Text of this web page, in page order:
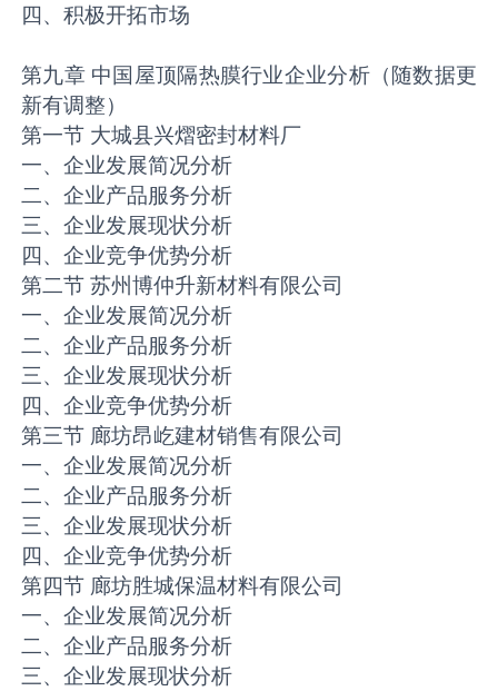
四、积极开拓市场
第九章 中国屋顶隔热膜行业企业分析（随数据更
新有调整）
第一节 大城县兴熠密封材料厂
一、企业发展简况分析
二、企业产品服务分析
三、企业发展现状分析
四、企业竞争优势分析
第二节 苏州博仲升新材料有限公司
一、企业发展简况分析
二、企业产品服务分析
三、企业发展现状分析
四、企业竞争优势分析
第三节 廊坊昂屹建材销售有限公司
一、企业发展简况分析
二、企业产品服务分析
三、企业发展现状分析
四、企业竞争优势分析
第四节 廊坊胜城保温材料有限公司
一、企业发展简况分析
二、企业产品服务分析
三、企业发展现状分析